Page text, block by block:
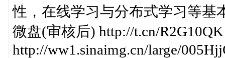
性，在线学习与分布式学习等基
微盘(审核后) http://t.cn/
http://ww1.sinaimg.cn/large/